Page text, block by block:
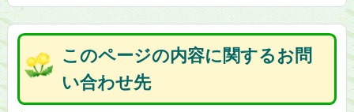
このページの内容に関するお問
い合わせ先